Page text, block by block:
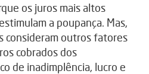
os juros mais altos
a poupança. Mas,
consideram outros fatores
cobrados dos
de inadimplência, lucro e